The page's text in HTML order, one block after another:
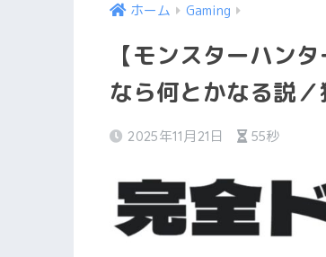
ホーム Gaming
【モンスターハン
なら何とかなる説／
2025年11月21日 55秒